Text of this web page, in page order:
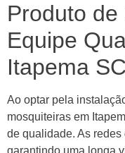
Produto
Equipe
Itapema SC
Ao optar pela
mosquiteiras em
de qualidade. As